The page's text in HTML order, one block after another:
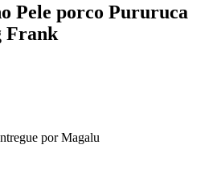
Pele porco Pururuca
Frank
por Magalu